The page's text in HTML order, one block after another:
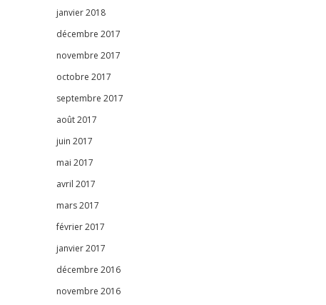
janvier 2018
décembre 2017
novembre 2017
octobre 2017
septembre 2017
août 2017
juin 2017
mai 2017
avril 2017
mars 2017
février 2017
janvier 2017
décembre 2016
novembre 2016